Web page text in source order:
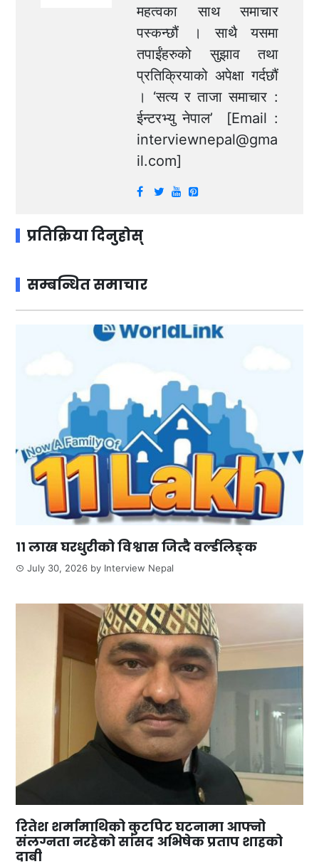
महत्वका साथ समाचार
पस्कन्छौं । साथै यसमा
तपाईंहरुको सुझाव तथा
प्रतिक्रियाको अपेक्षा गर्दछौं
। ‘सत्य र ताजा समाचार :
ईन्टरभ्यु नेपाल’ [Email :
interviewnepal@gma
il.com]
प्रतिक्रिया दिनुहोस्
सम्बन्धित समाचार
११ लाख घरधुरीको विश्वास जित्दै वर्ल्डलिङ्क
July 30, 2026 by Interview Nepal
रितेश शर्मामाथिको कुटपिट घटनामा आफ्नो
संलग्नता नरहेको सांसद अभिषेक प्रताप शाहको
दाबी